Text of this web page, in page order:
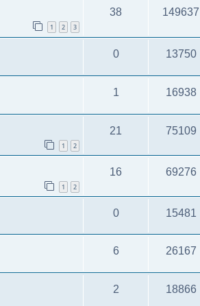
1 2 3
38 149637
0 13750
1 16938
1 2
21 75109
1 2
16 69276
0 15481
6 26167
2 18866